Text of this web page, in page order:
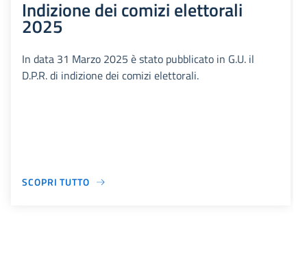
Indizione dei comizi elettorali
2025
In data 31 Marzo 2025 è stato pubblicato in G.U. il
D.P.R. di indizione dei comizi elettorali.
SCOPRI TUTTO